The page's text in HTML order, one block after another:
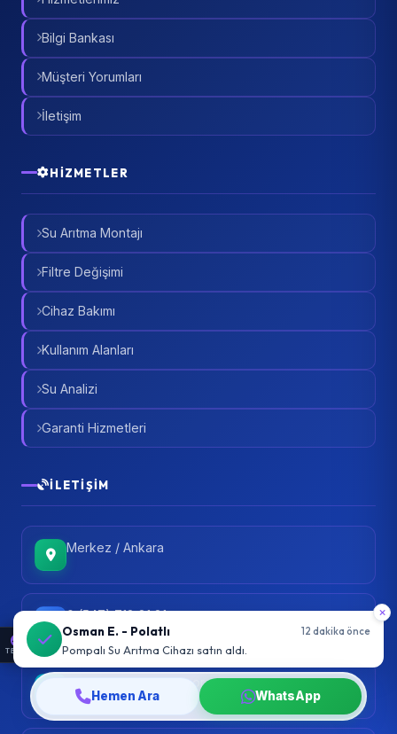
TEMA
Bilgi Bankası
Müşteri Yorumları
İletişim
HIZMETLER
Su Arıtma Montajı
Filtre Değişimi
Cihaz Bakımı
Kullanım Alanları
Su Analizi
Garanti Hizmetleri
İLETIŞIM
Merkez / Ankara
0 (547) 718 81 81
info@ankarasuaritma.org
Hemen Ara WhatsApp